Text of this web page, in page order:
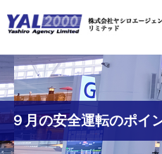
９月の安全運転のポイ